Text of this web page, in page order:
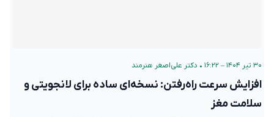
۳۰ تیر ۱۴۰۴ – ۱۶:۲۲ • دکتر علی‌اصغر هنرمند
افزایش سرعت راه‌رفتن: نسخه‌ای ساده برای لانجویتی و
سلامت مغز